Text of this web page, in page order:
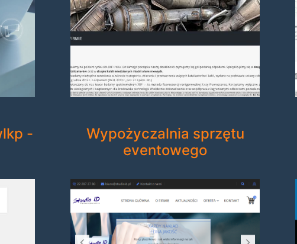
-
Wypożyczalnia sprzętu
eventowego